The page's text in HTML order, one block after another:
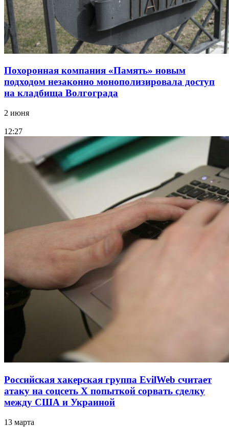
Похоронная компания «Память» новым
подходом незаконно монополизировала доступ
на кладбища Волгограда
2 июня
12:27
Российская хакерская группа EvilWeb считает
атаку на соцсеть Х попыткой сорвать сделку
между США и Украиной
13 марта